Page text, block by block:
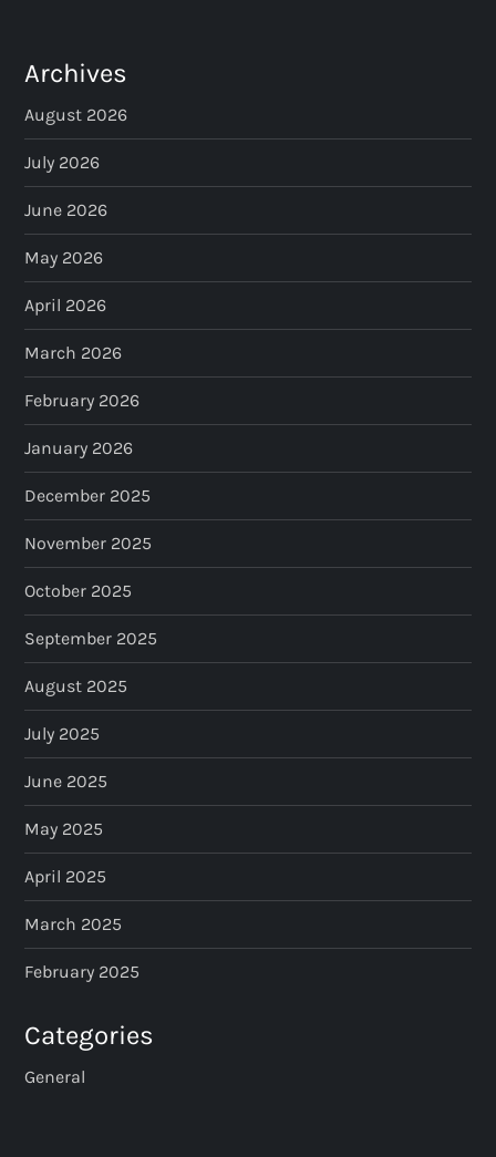
Archives
August 2026
July 2026
June 2026
May 2026
April 2026
March 2026
February 2026
January 2026
December 2025
November 2025
October 2025
September 2025
August 2025
July 2025
June 2025
May 2025
April 2025
March 2025
February 2025
Categories
General